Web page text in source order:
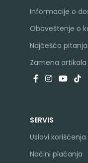
Informacije o
Obaveštenje o
Najčešća pitanja
Zamena artikala
SERVIS
Uslovi korišćenja
Načini plaćanja